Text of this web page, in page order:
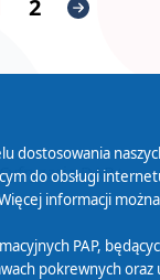
2
Cyfryzacja DAB+
dostosowania
do obsługi
informacji
PAP,
pokrewnych